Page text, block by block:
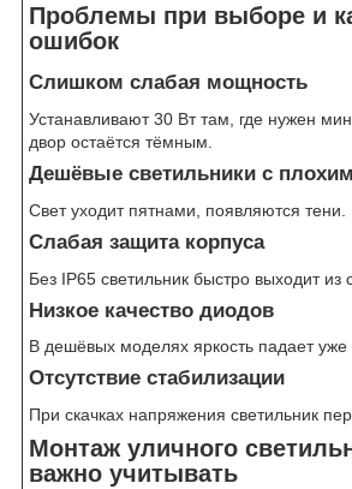
Проблемы при выборе и
ошибок
Слишком слабая мощность
Устанавливают 30 Вт там, где нужен
двор остаётся тёмным.
Дешёвые светильники с
Свет уходит пятнами, появляются тени.
Слабая защита корпуса
Без IP65 светильник быстро выходит из
Низкое качество диодов
В дешёвых моделях яркость падает уже
Отсутствие стабилизации
При скачках напряжения светильник
Монтаж уличного
важно учитывать